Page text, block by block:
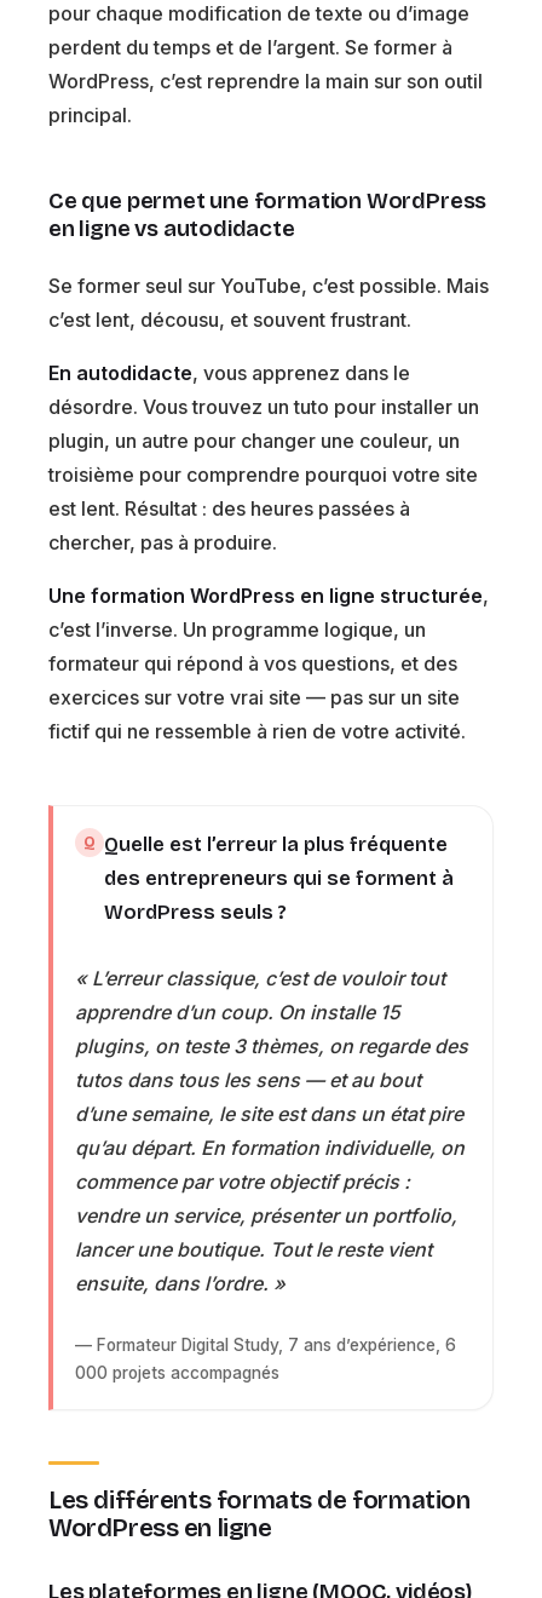
pour chaque modification de texte ou d’image
perdent du temps et de l’argent. Se former à
WordPress, c’est reprendre la main sur son outil
principal.
Ce que permet une formation WordPress
en ligne vs autodidacte
Se former seul sur YouTube, c’est possible. Mais
c’est lent, décousu, et souvent frustrant.
En autodidacte, vous apprenez dans le
désordre. Vous trouvez un tuto pour installer un
plugin, un autre pour changer une couleur, un
troisième pour comprendre pourquoi votre site
est lent. Résultat : des heures passées à
chercher, pas à produire.
Une formation WordPress en ligne structurée,
c’est l’inverse. Un programme logique, un
formateur qui répond à vos questions, et des
exercices sur votre vrai site — pas sur un site
fictif qui ne ressemble à rien de votre activité.
Quelle est l’erreur la plus fréquente
des entrepreneurs qui se forment à
WordPress seuls ?
« L’erreur classique, c’est de vouloir tout
apprendre d’un coup. On installe 15
plugins, on teste 3 thèmes, on regarde des
tutos dans tous les sens — et au bout
d’une semaine, le site est dans un état pire
qu’au départ. En formation individuelle, on
commence par votre objectif précis :
vendre un service, présenter un portfolio,
lancer une boutique. Tout le reste vient
ensuite, dans l’ordre. »
— Formateur Digital Study, 7 ans d’expérience, 6
000 projets accompagnés
Les différents formats de formation
WordPress en ligne
Les plateformes en ligne (MOOC, vidéos)